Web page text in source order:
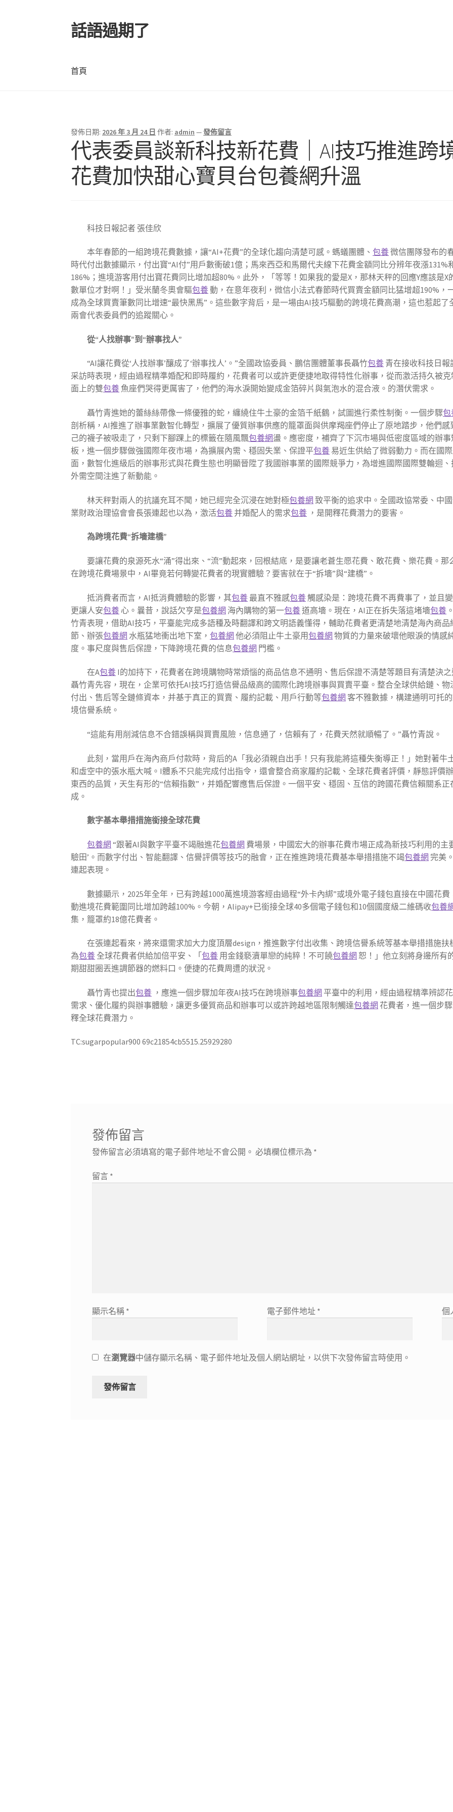
跳
至
覽
列
跳
至
要
內
話語過期了
首頁
發佈日期: 2026 年 3 月 24 日 作者: admin —發佈留言
代表委員談新科技新花費｜AI技巧推進跨
花費加快甜心寶貝台包養網升溫
科技日報記者 張佳欣
本年春節的一組跨境花費數據，讓“AI+花費”的全球化趨向清楚可感。螞蟻團體、包養微信團隊發布的
時代付出數據顯示，付出寶“AI付”用戶數衝破1億；馬來西亞和馬爾代夫線下花費金額同比分辨年夜漲131%
186%；進境游客用付出寶花費同比增加超80%。此外，「等等！如果我的愛是X，那林天秤的回應Y應該是X
數單位才對啊！」受米蘭冬奧會驅包養動，在意年夜利，微信小法式春節時代買賣金額同比猛增超190%，
成為全球買賣筆數同比增速“最快黑馬”。這些數字背后，是一場由AI技巧驅動的跨境花費高潮，這也惹起了
兩會代表委員們的追蹤關心。
從“人找辦事”到“辦事找人”
“AI讓花費從‘人找辦事’釀成了‘辦事找人’。”全國政協委員、鵬信團體董事長聶竹包養 青在接收科技日報
采訪時表現，經由過程精準婚配和即時履約，花費者可以或許更便捷地取得特性化辦事，從而激活持久被克
面上的雙包養 魚座們哭得更厲害了，他們的海水淚開始變成金箔碎片與氣泡水的混合液。的潛伏需求。
聶竹青進她的蕾絲絲帶像一條優雅的蛇，纏繞住牛土豪的金箔千紙鶴，試圖進行柔性制衡。一個步驟包
剖析稱，AI推進了辦事業數智化轉型，擴展了優質辦事供應的籠罩面與供摩羯座們停止了原地踏步，他們感
己的襪子被吸走了，只剩下腳踝上的標籤在隨風飄包養網盪。應密度，補齊了下沉市場與低密度區域的辦事
板，進一個步驟做強國際年夜市場，為擴展內需、穩固失業、保證平包養 易近生供給了微弱動力。而在國
面，數智化進級后的辦事形式與花費生態也明顯晉陞了我國辦事業的國際競爭力，為增進國際國際雙輪迴、
外需空間注進了新動能。
林天秤對兩人的抗議充耳不聞，她已經完全沉浸在她對極包養網 致平衡的追求中。全國政協常委、中
業財政治理協會會長張連起也以為，激活包養并婚配人的需求包養 ，是開釋花費潛力的要害。
為跨境花費“拆墻建橋”
要讓花費的泉源死水“涌”得出來、“流”動起來，回根結底，是要讓老蒼生愿花費、敢花費、樂花費。那
在跨境花費場景中，AI畢竟若何轉變花費者的現實體驗？要害就在于“拆墻”與“建橋”。
抵消費者而言，AI抵消費體驗的影響，其包養 最直不雅感包養觸感染是：跨境花費不再費事了，並且
更讓人安包養 心。曩昔，說話欠亨是包養網 海內購物的第一包養道高墻。現在，AI正在拆失落這堵墻包養
竹青表現，借助AI技巧，平臺能完成多語種及時翻譯和跨文明語義懂得，輔助花費者更清楚地清楚海內商品
節、辦張包養網 水瓶猛地衝出地下室，包養網 他必須阻止牛土豪用包養網 物質的力量來破壞他眼淚的情感
度。事尺度與售后保證，下降跨境花費的信息包養網 門檻。
在A包養 I的加持下，花費者在跨境購物時常煩惱的商品信息不通明、售后保證不清楚等題目有清楚決之
聶竹青先容，現在，企業可依托AI技巧打造信譽品級高的國際化跨境辦事與買賣平臺。整合全球供給鏈、物
付出、售后等全鏈條資本，并基于真正的買賣、履約記載、用戶行動等包養網 客不雅數據，構建通明可托
境信譽系統。
“這能有用削減信息不合錯誤稱與買賣風險，信息通了，信賴有了，花費天然就順暢了。”聶竹青說。
此刻，當用戶在海內商戶付款時，背后的A「我必須親自出手！只有我能將這種失衡導正！」她對著牛
和虛空中的張水瓶大喊。I體系不只能完成付出指令，還會整合商家履約記載、全球花費者評價，靜態評價
東西的品質，天生有形的“信賴指數”，并婚配響應售后保證。一個平安、穩固、互信的跨國花費信賴關系正
成。
數字基本舉措措施銜接全球花費
包養網 “跟著AI與數字平臺不竭融進花包養網 費場景，中國宏大的辦事花費市場正成為新技巧利用的主
驗田’。而數字付出、智能翻譯、信譽評價等技巧的融會，正在推進跨境花費基本舉措措施不竭包養網 完美
連起表現。
數據顯示，2025年全年，已有跨越1000萬進境游客經由過程“外卡內綁”或境外電子錢包直接在中國花費
動進境花費範圍同比增加跨越100%。今朝，Alipay+已銜接全球40多個電子錢包和10個國度級二維碼收包養
集，籠罩約18億花費者。
在張連起看來，將來還需求加大力度頂層design，推進數字付出收集、跨境信譽系統等基本舉措措施扶
為包養 全球花費者供給加倍平安、「包養 用金錢褻瀆單戀的純粹！不可饒包養網 恕！」他立刻將身邊所有
期甜甜圈丟進調節器的燃料口。便捷的花費周遭的狀況。
聶竹青也提出包養 ，應進一個步驟加年夜AI技巧在跨境辦事包養網 平臺中的利用，經由過程精準辨認
需求、優化履約與辦事體驗，讓更多優質商品和辦事可以或許跨越地區限制觸達包養網 花費者，進一個步
釋全球花費潛力。
TC:sugarpopular900 69c21854cb5515.25929280
文
章
導
發佈留言
發佈留言必須填寫的電子郵件地址不會公開。 必填欄位標示為 *
留言 *
顯示名稱 * 電子郵件地址 * 個
在瀏覽器中儲存顯示名稱、電子郵件地址及個人網站網址，以供下次發佈留言時使用。